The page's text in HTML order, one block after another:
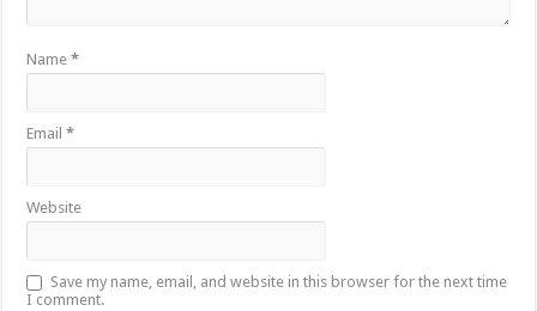
Name*
Email*
Website
Save my name, email, and website in this browser for the next time
I comment.